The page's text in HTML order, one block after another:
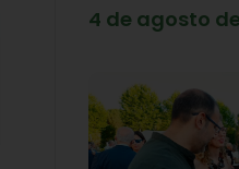
4 de agosto